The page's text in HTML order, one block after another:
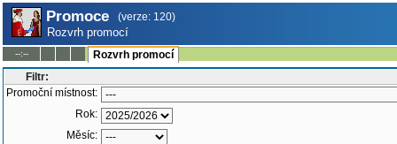
Promoce (verze: 120)
Rozvrh promocí
--:--
Rozvrh promocí
Filtr:
Promoční místnost:
Rok:
Měsíc: